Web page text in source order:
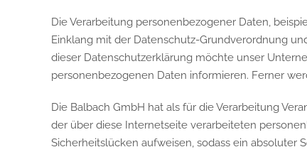
Die Verarbeitung personenbezogener Daten,
Einklang mit der Datenschutz-Grundverordnung
dieser Datenschutzerklärung möchte unser
personenbezogenen Daten informieren. Ferner
Die Balbach GmbH hat als für die Verarbeitung
der über diese Internetseite verarbeiteten
Sicherheitslücken aufweisen, sodass ein absoluter